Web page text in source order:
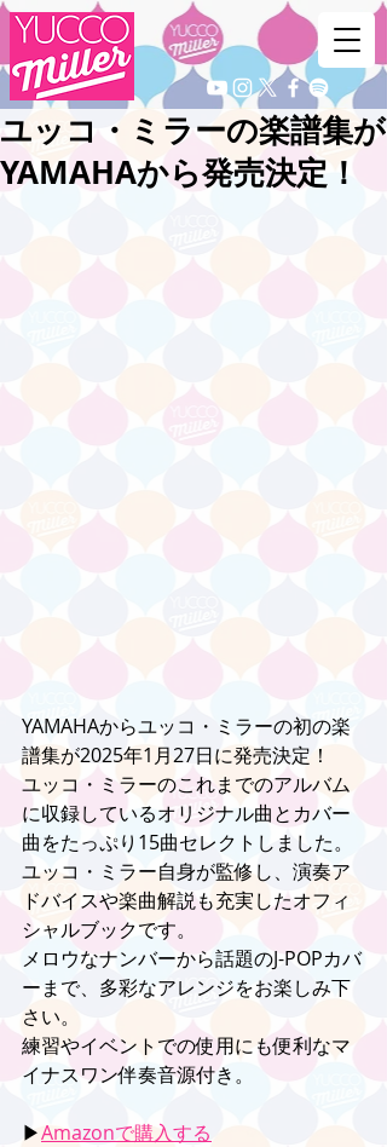
ユッコ・ミラーの楽譜集が
YAMAHAから発売決定！
YAMAHAからユッコ・ミラーの初の楽
譜集が2025年1月27日に発売決定！
ユッコ・ミラーのこれまでのアルバム
に収録しているオリジナル曲とカバー
曲をたっぷり15曲セレクトしました。
ユッコ・ミラー自身が監修し、演奏ア
ドバイスや楽曲解説も充実したオフィ
シャルブックです。
メロウなナンバーから話題のJ-POPカバ
ーまで、多彩なアレンジをお楽しみ下
さい。
練習やイベントでの使用にも便利なマ
イナスワン伴奏音源付き。
▶︎Amazonで購入する